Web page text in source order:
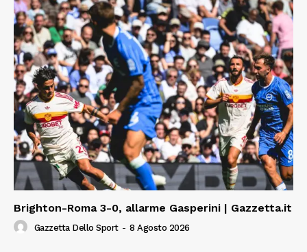
Brighton-Roma 3-0, allarme Gasperini | Gazzetta.it
Gazzetta Dello Sport - 8 Agosto 2026